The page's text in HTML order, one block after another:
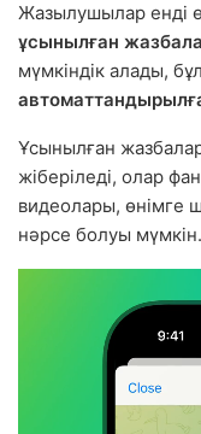
Жазылушылар енді
ұсынылған
мүмкіндік алады,
Ұсынылған
жіберіледі, олар
видеолары, өнімге
нәрсе болуы мүмкін.